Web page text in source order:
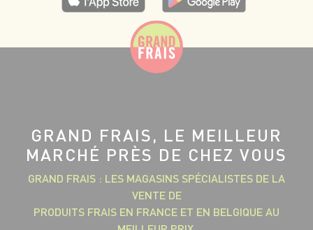
GRAND FRAIS, LE MEILLEUR
MARCHÉ PRÈS DE CHEZ VOUS
GRAND FRAIS : LES MAGASINS SPÉCIALISTES DE LA
VENTE DE
PRODUITS FRAIS EN FRANCE ET EN BELGIQUE AU